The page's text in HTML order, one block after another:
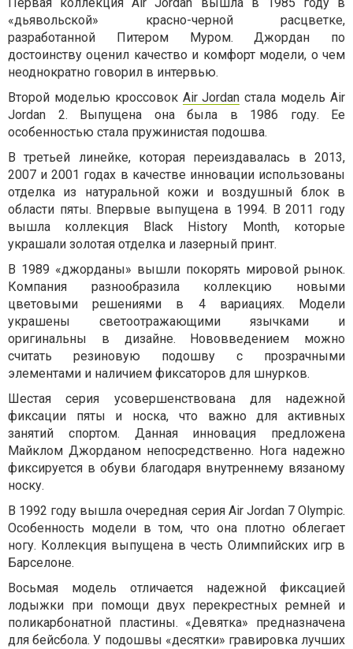
«дьявольской» красно-черной расцветке,
разработанной Питером Муром. Джордан по
достоинству оценил качество и комфорт модели, о чем
неоднократно говорил в интервью.
Второй моделью кроссовок Air Jordan стала модель Air
Jordan 2. Выпущена она была в 1986 году. Ее
особенностью стала пружинистая подошва.
В третьей линейке, которая переиздавалась в 2013,
2007 и 2001 годах в качестве инновации использованы
отделка из натуральной кожи и воздушный блок в
области пяты. Впервые выпущена в 1994. В 2011 году
вышла коллекция Black History Month, которые
украшали золотая отделка и лазерный принт.
В 1989 «джорданы» вышли покорять мировой рынок.
Компания разнообразила коллекцию новыми
цветовыми решениями в 4 вариациях. Модели
украшены светоотражающими язычками и
оригинальны в дизайне. Нововведением можно
считать резиновую подошву с прозрачными
элементами и наличием фиксаторов для шнурков.
Шестая серия усовершенствована для надежной
фиксации пяты и носка, что важно для активных
занятий спортом. Данная инновация предложена
Майклом Джорданом непосредственно. Нога надежно
фиксируется в обуви благодаря внутреннему вязаному
носку.
В 1992 году вышла очередная серия Air Jordan 7 Olympic.
Особенность модели в том, что она плотно облегает
ногу. Коллекция выпущена в честь Олимпийских игр в
Барселоне.
Восьмая модель отличается надежной фиксацией
лодыжки при помощи двух перекрестных ремней и
поликарбонатной пластины. «Девятка» предназначена
для бейсбола. У подошвы «десятки» гравировка лучших